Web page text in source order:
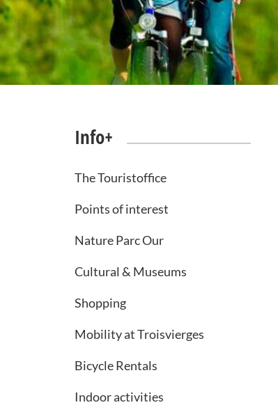
Info+
The Touristoffice
Points of interest
Nature Parc Our
Cultural & Museums
Shopping
Mobility at Troisvierges
Bicycle Rentals
Indoor activities